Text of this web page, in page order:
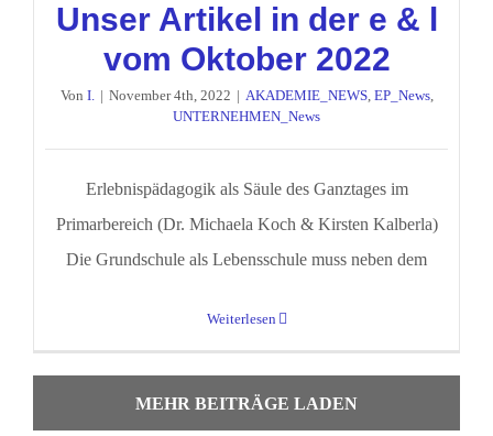
Unser Artikel in der e & l
vom Oktober 2022
Von I. | November 4th, 2022 | AKADEMIE_NEWS, EP_News,
UNTERNEHMEN_News
Erlebnispädagogik als Säule des Ganztages im
Primarbereich (Dr. Michaela Koch & Kirsten Kalberla)
Die Grundschule als Lebensschule muss neben dem
Weiterlesen
MEHR BEITRÄGE LADEN